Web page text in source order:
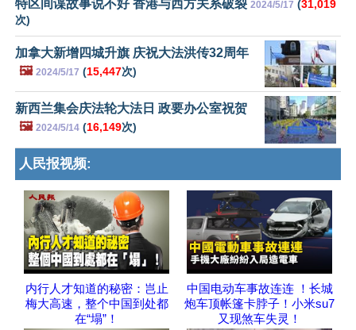
特区间谍故事说不好 香港与西方关系破裂 2024/5/17 (31,019
次)
加拿大新增四城升旗 庆祝大法洪传32周年
🖼️ 2024/5/17 (15,447次)
新西兰集会庆法轮大法日 政要办公室祝贺
🖼️ 2024/5/14 (16,149次)
人民报视频:
内行人才知道的秘密：岂止
梅大高速，整个中国到处都
在“塌”！
中国电动车事故连连 ！长城
炮车顶帐篷卡脖子！小米su7
又现煞车失灵！